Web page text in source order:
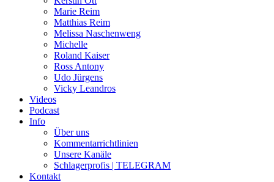
Marie Reim
Matthias Reim
Melissa Naschenweng
Michelle
Roland Kaiser
Ross Antony
Udo Jürgens
Vicky Leandros
Videos
Podcast
Info
Über uns
Kommentarrichtlinien
Unsere Kanäle
Schlagerprofis | TELEGRAM
Kontakt